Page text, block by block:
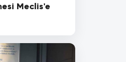
Meclis'e